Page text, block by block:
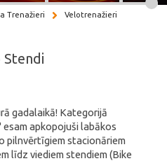
Trenažieri Velotrenažieri
Stendi
gadalaikā! Kategorijā
apkopojuši labākos
pilnvērtīgiem stacionāriem
līdz viediem stendiem (Bike